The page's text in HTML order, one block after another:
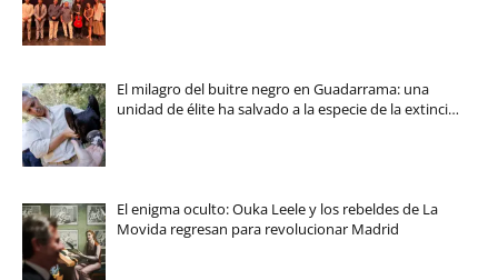
El milagro del buitre negro en Guadarrama: una
unidad de élite ha salvado a la especie de la extinci…
El enigma oculto: Ouka Leele y los rebeldes de La
Movida regresan para revolucionar Madrid